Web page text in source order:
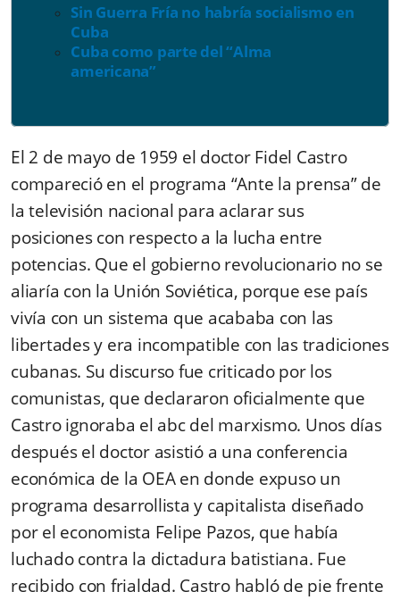
Sin Guerra Fría no habría socialismo en
Cuba
Cuba como parte del “Alma
americana”
El 2 de mayo de 1959 el doctor Fidel Castro
compareció en el programa “Ante la prensa” de
la televisión nacional para aclarar sus
posiciones con respecto a la lucha entre
potencias. Que el gobierno revolucionario no se
aliaría con la Unión Soviética, porque ese país
vivía con un sistema que acababa con las
libertades y era incompatible con las tradiciones
cubanas. Su discurso fue criticado por los
comunistas, que declararon oficialmente que
Castro ignoraba el abc del marxismo. Unos días
después el doctor asistió a una conferencia
económica de la OEA en donde expuso un
programa desarrollista y capitalista diseñado
por el economista Felipe Pazos, que había
luchado contra la dictadura batistiana. Fue
recibido con frialdad. Castro habló de pie frente